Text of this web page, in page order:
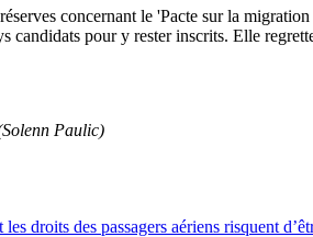
concernant le 'Pacte sur la
candidats pour y rester inscrits. Elle
Paulic)
droits des passagers aériens risquent